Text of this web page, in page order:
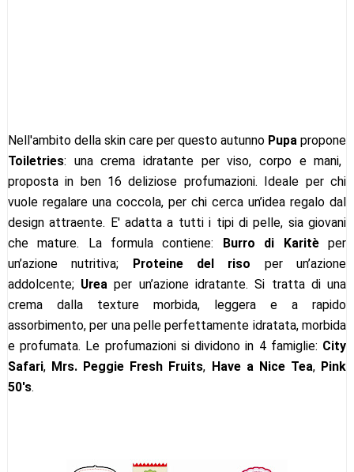
Nell'ambito della skin care per questo autunno Pupa propone
Toiletries: una crema idratante per viso, corpo e mani,
proposta in ben 16 deliziose profumazioni. Ideale per chi
vuole regalare una coccola, per chi cerca un’idea regalo dal
design attraente. E' adatta a tutti i tipi di pelle, sia giovani
che mature. La formula contiene:
Burro di Karitèper
un’azione nutritiva;
Proteine del riso per un’azione
addolcente; Urea per un’azione idratante. Si tratta di una
crema dalla texture morbida, leggera e a rapido
assorbimento, per una pelle perfettamente idratata, morbida
e profumata. Le profumazioni si dividono in 4 famiglie: City
Safari, Mrs. Peggie Fresh Fruits, Have a Nice Tea,Pink
50's.